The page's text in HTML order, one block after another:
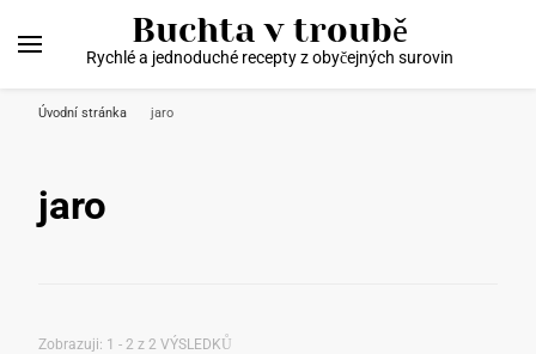
Buchta v troubě
Rychlé a jednoduché recepty z obyčejných surovin
Úvodní stránka jaro
jaro
Zobrazuji: 1 - 2 z 2 VÝSLEDKŮ